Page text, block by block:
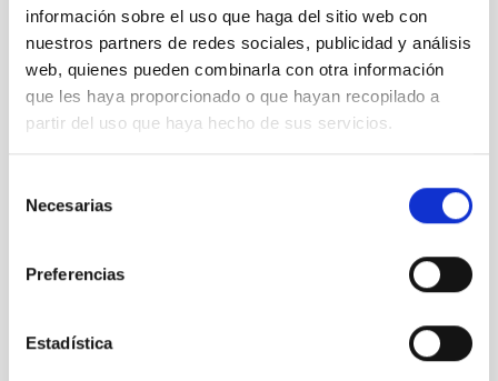
información sobre el uso que haga del sitio web con
nuestros partners de redes sociales, publicidad y análisis
web, quienes pueden combinarla con otra información
que les haya proporcionado o que hayan recopilado a
partir del uso que haya hecho de sus servicios.
Necesarias
Preferencias
Estadística
Suscribirme
Suscríbete a la newsletter
CEDDD
relevante del sector social en un solo clic.